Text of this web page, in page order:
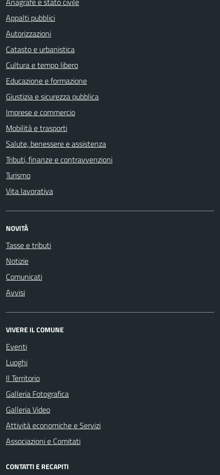
Appalti pubblici
Autorizzazioni
Catasto e urbanistica
Cultura e tempo libero
Educazione e formazione
Giustizia e sicurezza pubblica
Imprese e commercio
Mobilità e trasporti
Salute, benessere e assistenza
Tributi, finanze e contravvenzioni
Turismo
Vita lavorativa
NOVITÀ
Tasse e tributi
Notizie
Comunicati
Avvisi
VIVERE IL COMUNE
Eventi
Luoghi
Il Territorio
Galleria Fotografica
Galleria Video
Attività economiche e Servizi
Associazioni e Comitati
CONTATTI E RECAPITI